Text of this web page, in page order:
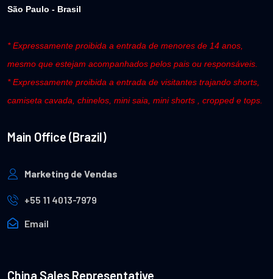
São Paulo - Brasil
* Expressamente proibida a entrada de menores de 14 anos,
mesmo que estejam acompanhados pelos pais ou responsáveis.
* Expressamente proibida a entrada de visitantes trajando shorts,
camiseta cavada, chinelos, mini saia, mini shorts , cropped e tops.
Main Office (Brazil)
Marketing de Vendas
+55 11 4013-7979
Email
China Sales Representative